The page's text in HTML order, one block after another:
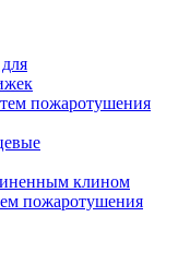
пожаротушения
клином
пожаротушения